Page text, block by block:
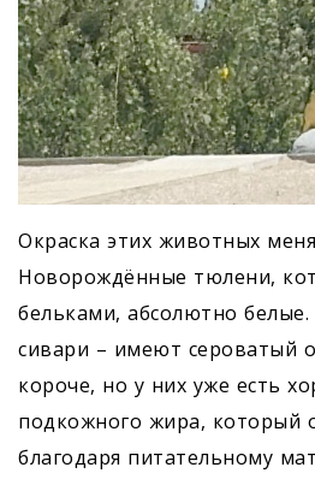
Окраска этих животных
Новорождённые тюлени,
бельками, абсолютно
сивари – имеют сероватый
короче, но у них уже есть
подкожного жира, который
благодаря питательному